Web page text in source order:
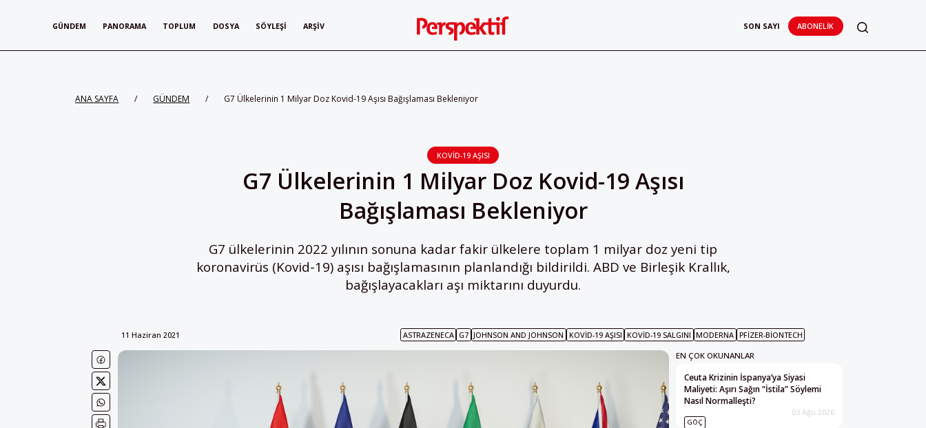
GÜNDEM PANORAMA TOPLUM DOSYA SÖYLEŞI ARŞIV SON SAYI ABONELIK
ANA SAYFA / GÜNDEM / G7 Ülkelerinin 1 Milyar Doz Kovid-19 Aşısı Bağışlaması Bekleniyor
KOVID-19 AŞISI
G7 Ülkelerinin 1 Milyar Doz Kovid-19 Aşısı
Bağışlaması Bekleniyor
G7 ülkelerinin 2022 yılının sonuna kadar fakir ülkelere toplam 1 milyar doz yeni tip
koronavirüs (Kovid-19) aşısı bağışlamasının planlandığı bildirildi. ABD ve Birleşik Krallık,
bağışlayacakları aşı miktarını duyurdu.
11 Haziran 2021 ASTRAZENECA G7 JOHNSON AND JOHNSON KOVID-19 AŞISI KOVID-19 SALGINI MODERNA PFIZER-BIONTECH
EN ÇOK OKUNANLAR
Ceuta Krizinin İspanya’ya Siyasi
Maliyeti: Aşırı Sağın “İstila” Söylemi
Nasıl Normalleşti?
GÖÇ
03 Ağu 2026